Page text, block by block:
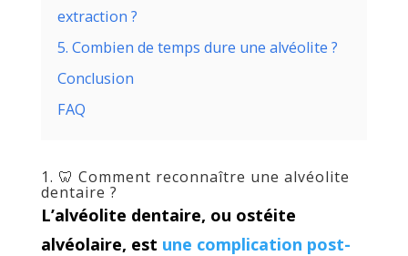
extraction ?
5. Combien de temps dure une alvéolite ?
Conclusion
FAQ
1. 🦷 Comment reconnaître une alvéolite
dentaire ?
L’alvéolite dentaire, ou ostéite
alvéolaire, est une complication post-